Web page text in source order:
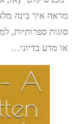
מראה איך בינה
סוגות ספרותיות,
או מדע בדיוני…